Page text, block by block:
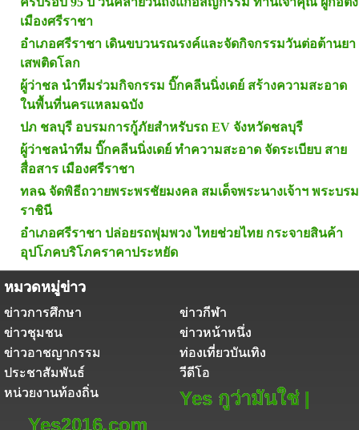
เมืองศรีราชา
อำเภอศรีราชา เดินขบวนรณรงค์และจัดกิจกรรมวันต่อต้านยา
เสพติดโลก
ผู้ว่าชล นำทีมร่วมกิจกรรม บิ๊กคลีนนิ่งเดย์ สร้างความสะอาด
ในพื้นที่นครแหลมฉบัง
ปภ ชลบุรี อบรมการกู้ภัยสำหรับรถ EV จังหวัดชลบุรี
ผู้ว่าชลนำทีม บิ๊กคลีนนิ่งเดย์ ทำความสะอาด จัดระเบียบ สาย
สื่อสาร เมืองศรีราชา
ทลฉ จัดพิธีถวายพระพรชัยมงคล สมเด็จพระนางเจ้าฯ พระบรม
ราชินี
อำเภอศรีราชา ปล่อยรถพุ่มพวง ไทยช่วยไทย กระจายสินค้า
อุปโภคบริโภคราคาประหยัด
หมวดหมู่ข่าว
ข่าวการศึกษา
ข่าวกีฬา
ข่าวชุมชน
ข่าวหน้าหนึ่ง
ข่าวอาชญากรรม
ท่องเที่ยวบันเทิง
ประชาสัมพันธ์
วีดีโอ
หน่วยงานท้องถิ่น
Yes กูว่ามันใช่ |
Yes2016.com